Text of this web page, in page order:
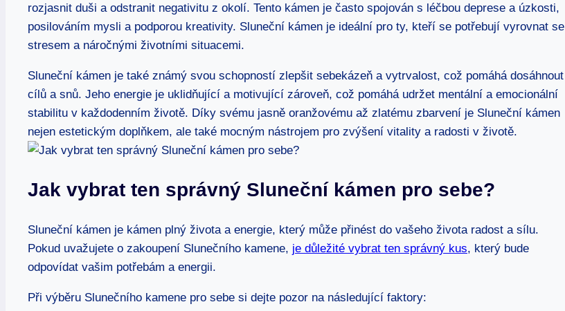
rozjasnit duši a odstranit negativitu z okolí. Tento kámen je často spojován s léčbou deprese a úzkosti,
posilováním mysli a podporou kreativity. Sluneční kámen je ideální pro ty, kteří se potřebují vyrovnat se
stresem a náročnými životními situacemi.
Sluneční kámen je také známý svou schopností zlepšit sebekázeň a vytrvalost, což pomáhá dosáhnout
cílů a snů. Jeho energie je uklidňující a motivující zároveň, což pomáhá udržet mentální a emocionální
stabilitu v každodenním životě. Díky svému jasně oranžovému až zlatému zbarvení je Sluneční kámen
nejen estetickým doplňkem, ale také mocným nástrojem pro zvýšení vitality a radosti v životě.
Jak vybrat ten správný Sluneční kámen pro sebe?
Sluneční kámen je kámen plný života a energie, který může přinést do vašeho života radost a sílu.
Pokud uvažujete o zakoupení Slunečního kamene, je důležité vybrat ten správný kus, který bude
odpovídat vašim potřebám a energii.
Při výběru Slunečního kamene pro sebe si dejte pozor na následující faktory: